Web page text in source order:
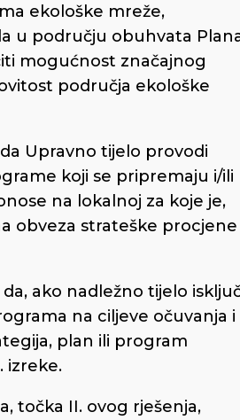
ekološke mreže,
u području obuhvata
mogućnost značajnog
područja ekološke
Upravno tijelo provodi
koji se pripremaju i/ili
na lokalnoj za koje je,
obveza strateške procjene
ako nadležno tijelo
na ciljeve očuvanja i
plan ili program
izreke.
točka II. ovog rješenja,